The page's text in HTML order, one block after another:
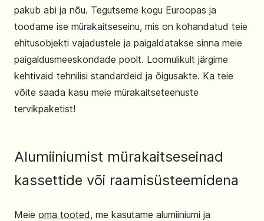
pakub abi ja nõu. Tegutseme kogu Euroopas ja
toodame ise mürakaitseseinu, mis on kohandatud teie
ehitusobjekti vajadustele ja paigaldatakse sinna meie
paigaldusmeeskondade poolt. Loomulikult järgime
kehtivaid tehnilisi standardeid ja õigusakte. Ka teie
võite saada kasu meie mürakaitseteenuste
tervikpaketist!
Alumiiniumist mürakaitseseinad
kassettide või raamisüsteemidena
Meie oma tooted, me kasutame alumiiniumi ja